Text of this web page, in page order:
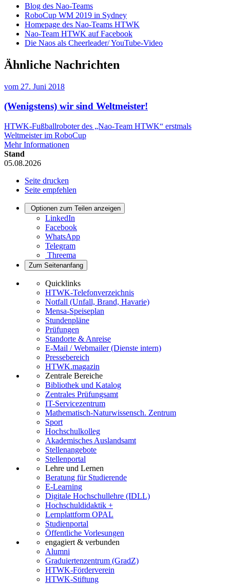
Blog des Nao-Teams
RoboCup WM 2019 in Sydney
Homepage des Nao-Teams HTWK
Nao-Team HTWK auf Facebook
Die Naos als Cheerleader/ YouTube-Video
Ähnliche Nachrichten
vom 27. Juni 2018
(Wenigstens) wir sind Weltmeister!
HTWK-Fußballroboter des „Nao-Team HTWK“ erstmals
Weltmeister im RoboCup
Mehr Informationen
Stand
05.08.2026
Seite drucken
Seite empfehlen
Optionen zum Teilen anzeigen
LinkedIn
Facebook
WhatsApp
Telegram
Threema
Zum Seitenanfang
Quicklinks
HTWK-Telefonverzeichnis
Notfall (Unfall, Brand, Havarie)
Mensa-Speiseplan
Stundenpläne
Prüfungen
Standorte & Anreise
E-Mail / Webmailer (Dienste intern)
Pressebereich
HTWK.magazin
Zentrale Bereiche
Bibliothek und Katalog
Zentrales Prüfungsamt
IT-Servicezentrum
Mathematisch-Naturwissensch. Zentrum
Sport
Hochschulkolleg
Akademisches Auslandsamt
Stellenangebote
Stellenportal
Lehre und Lernen
Beratung für Studierende
E-Learning
Digitale Hochschullehre (IDLL)
Hochschuldidaktik +
Lernplattform OPAL
Studienportal
Öffentliche Vorlesungen
engagiert & verbunden
Alumni
Graduiertenzentrum (GradZ)
HTWK-Förderverein
HTWK-Stiftung